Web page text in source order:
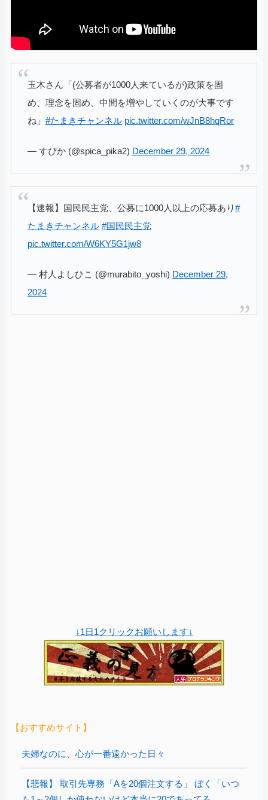
玉木さん「(公募者が1000人来ているが)政策を固
め、理念を固め、中間を増やしていくのが大事です
ね」 #たまきチャンネル pic.twitter.com/wJnB8hqRor
— すぴか (@spica_pika2) December 29, 2024
【速報】国民民主党、公募に1000人以上の応募あり#
たまきチャンネル #国民民主党
pic.twitter.com/W6KY5G1jw8
— 村人よしひこ (@murabito_yoshi) December 29,
2024
↓1日1クリックお願いします↓
【おすすめサイト】
夫婦なのに、心が一番遠かった日々
【悲報】 取引先専務「Aを20個注文する」 ぼく「いつ